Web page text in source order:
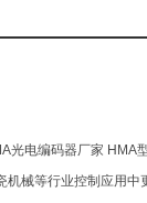
光电编码器厂家 HMA
械等行业控制应用